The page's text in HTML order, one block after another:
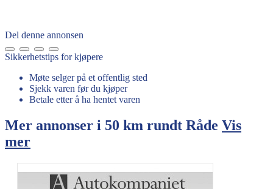
Del denne annonsen
Sikkerhetstips for kjøpere
Møte selger på et offentlig sted
Sjekk varen før du kjøper
Betale etter å ha hentet varen
Mer annonser i 50 km rundt Råde Vis
mer